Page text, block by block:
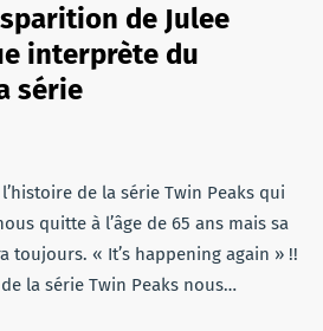
de Julee
interprète du
série
de la série Twin Peaks qui
quitte à l’âge de 65 ans mais sa
toujours. « It’s happening again » !!
la série Twin Peaks nous…